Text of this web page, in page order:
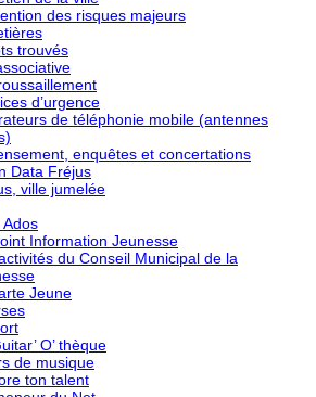
des risques majeurs
trouvés
d’urgence
de téléphonie mobile (antennes
enquêtes et concertations
Data Fréjus
ville jumelée
Ados
Information Jeunesse
du Conseil Municipal de la
Jeune
O’ thèque
de musique
ton talent